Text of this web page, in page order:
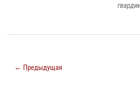
← Предыдущая